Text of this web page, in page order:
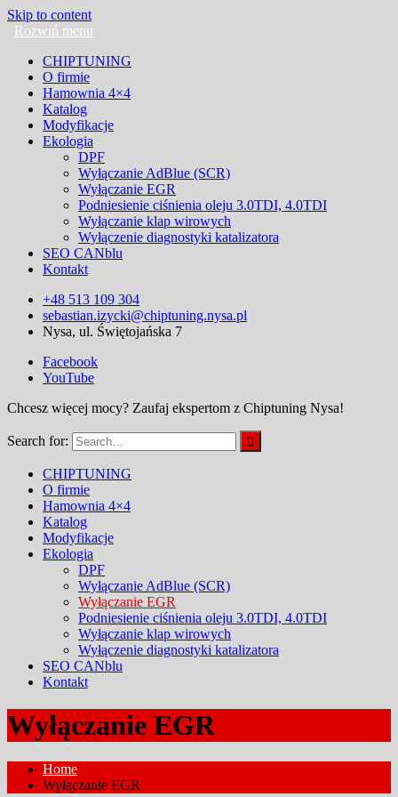
Skip to content
CHIPTUNING
O firmie
Hamownia 4×4
Katalog
Modyfikacje
Ekologia
DPF
Wyłączanie AdBlue (SCR)
Wyłączanie EGR
Podniesienie ciśnienia oleju 3.0TDI, 4.0TDI
Wyłączanie klap wirowych
Wyłączenie diagnostyki katalizatora
SEO CANblu
Kontakt
+48 513 109 304
sebastian.izycki@chiptuning.nysa.pl
Nysa, ul. Świętojańska 7
Facebook
YouTube
Chcesz więcej mocy? Zaufaj ekspertom z Chiptuning Nysa!
Search for:
CHIPTUNING
O firmie
Hamownia 4×4
Katalog
Modyfikacje
Ekologia
DPF
Wyłączanie AdBlue (SCR)
Wyłączanie EGR
Podniesienie ciśnienia oleju 3.0TDI, 4.0TDI
Wyłączanie klap wirowych
Wyłączenie diagnostyki katalizatora
SEO CANblu
Kontakt
Wyłączanie EGR
Home
Wyłączanie EGR